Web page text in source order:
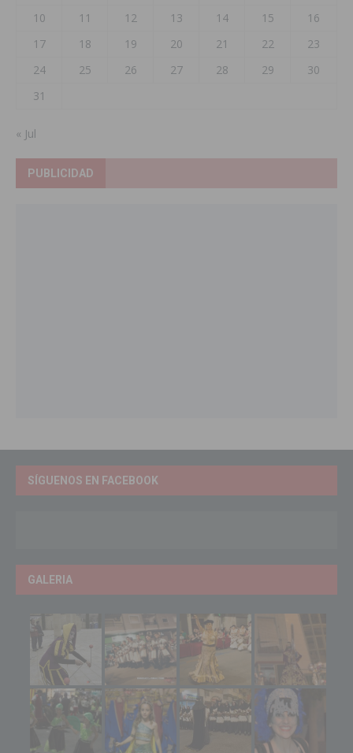
10
11 12 13 14 15
16
17
18 19 20 21 22
23
24
25 26 27 28 29
30
31
« Jul
PUBLICIDAD
SÍGUENOS EN FACEBOOK
GALERIA